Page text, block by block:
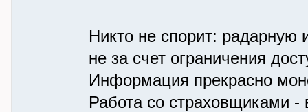
Никто не спорит:
не за счет ограничения
Информация прекрасно
Работа со страховщиками -